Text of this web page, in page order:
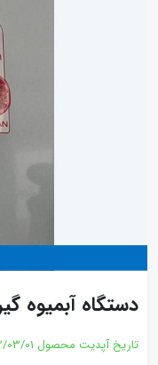
دستگاه آبمیوه
تاریخ آپدیت محصول 03/01